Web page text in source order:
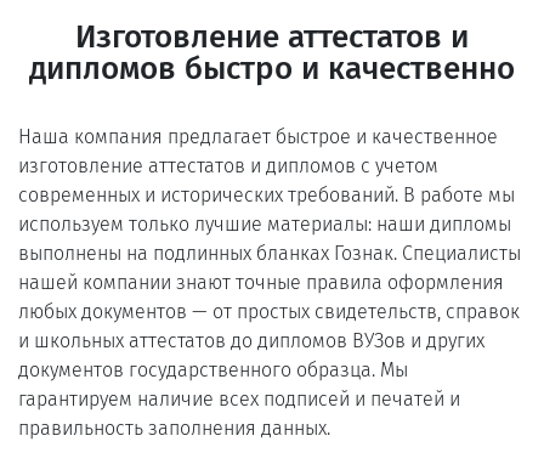
Изготовление аттестатов и
дипломов быстро и качественно
Наша компания предлагает быстрое и качественное
изготовление аттестатов и дипломов с учетом
современных и исторических требований. В работе мы
используем только лучшие материалы: наши дипломы
выполнены на подлинных бланках Гознак. Специалисты
нашей компании знают точные правила оформления
любых документов — от простых свидетельств, справок
и школьных аттестатов до дипломов ВУЗов и других
документов государственного образца. Мы
гарантируем наличие всех подписей и печатей и
правильность заполнения данных.